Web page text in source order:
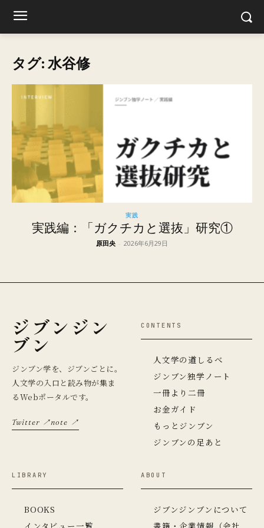
タグ: 水谷修
実践
実践編：「ガクチカと選抜」研究①
原田央 - 2026年6月29日
ジブンジン
ブン
ジンブン学を、ジブンごとに。
人文学の入口と読み物が集ま
るWebポータルです。
Twitter ↗note ↗
CONTENTS
人文学の道しるべ
ジンブン独学ノート
一冊より二冊
お金ガイド
もっとジンブン
ジンブンの足あと
LIBRARY
BOOKS
ABOUT
ジブンジンブンについて